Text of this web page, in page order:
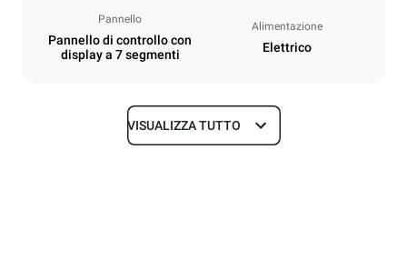
Pannello
Pannello di controllo con
display a 7 segmenti
Alimentazione
Elettrico
Dimensioni
VISUALIZZA TUTTO